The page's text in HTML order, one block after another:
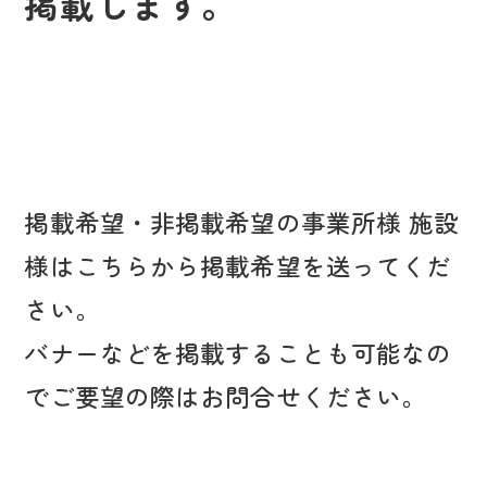
掲載希望・非掲載希望の事業所様 施設
様はこちらから掲載希望を送ってくだ
さい。
バナーなどを掲載することも可能なの
でご要望の際はお問合せください。